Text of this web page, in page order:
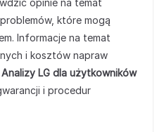
opinie na temat
które mogą
Informacje na temat
i kosztów napraw
Analizy LG dla użytkowników
i procedur